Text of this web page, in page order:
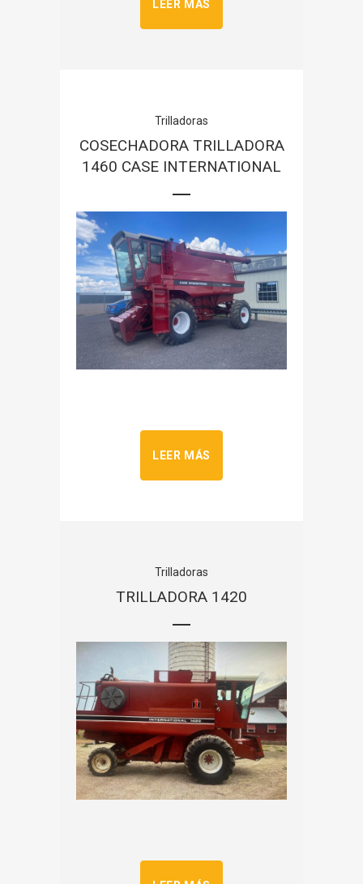
LEER MÁS
Trilladoras
COSECHADORA TRILLADORA
1460 CASE INTERNATIONAL
LEER MÁS
Trilladoras
TRILLADORA 1420